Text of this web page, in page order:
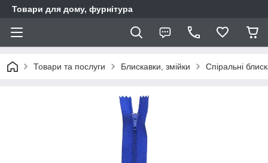
Товари для дому, фурнітура
Товари та послуги Блискавки, змійки Спіральні